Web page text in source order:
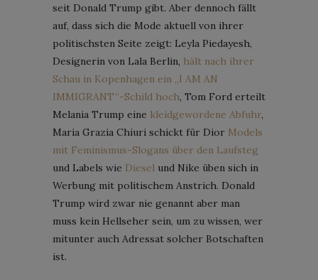
seit Donald Trump gibt. Aber dennoch fällt
auf, dass sich die Mode aktuell von ihrer
politischsten Seite zeigt: Leyla Piedayesh,
Designerin von Lala Berlin, hält nach ihrer
Schau in Kopenhagen ein „I AM AN
IMMIGRANT“-Schild hoch, Tom Ford erteilt
Melania Trump eine kleidgewordene Abfuhr,
Maria Grazia Chiuri schickt für Dior Models
mit Feminismus-Slogans über den Laufsteg
und Labels wie Diesel und Nike üben sich in
Werbung mit politischem Anstrich. Donald
Trump wird zwar nie genannt aber man
muss kein Hellseher sein, um zu wissen, wer
mitunter auch Adressat solcher Botschaften
ist.